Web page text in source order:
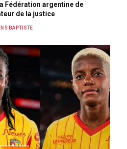
Fédération argentine de
de la justice
BAPTISTE